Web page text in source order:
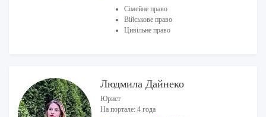
Сімейне право
Військове право
Цивільне право
Людмила Дайнеко
Юрист
На портале: 4 года